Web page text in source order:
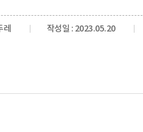
작성일 : 2023.05.20